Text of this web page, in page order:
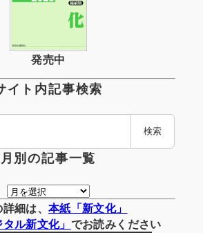
発売中
イト内記事検索
検索
月別の記事一覧
月
別
の
細は、 本紙「新文化」
タル新文化」 でお読みください